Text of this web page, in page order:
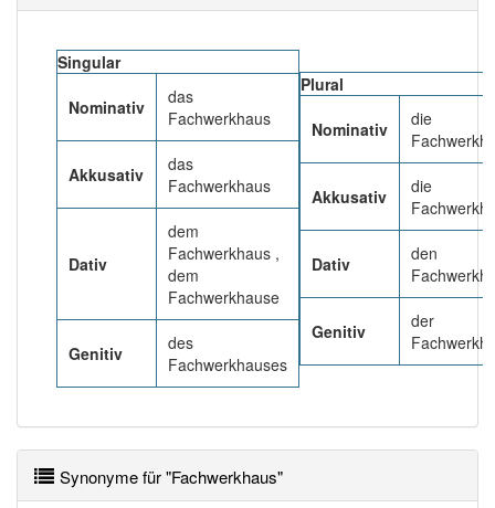
Mehr lesen
Singular
Nominativ
das
Fachwerkhaus
Akkusativ
das
Fachwerkhaus
Dativ
dem
Fachwerkhaus ,
dem
Fachwerkhause
Genitiv
des
Fachwerkhauses
Plural
Nominativ
die
Akkusativ
die
Dativ
den
Genitiv
der
Synonyme für "Fachwerkhaus"